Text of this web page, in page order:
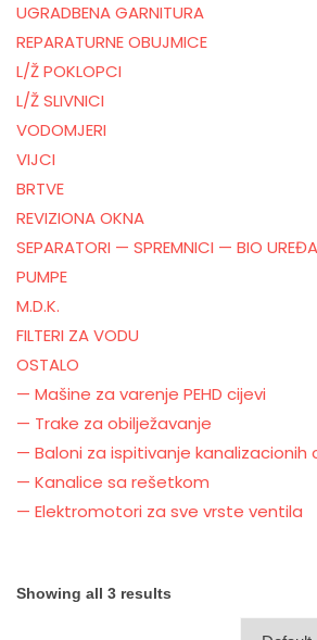
UGRADBENA GARNITURA
REPARATURNE OBUJMICE
L/Ž POKLOPCI
L/Ž SLIVNICI
VODOMJERI
VIJCI
BRTVE
REVIZIONA OKNA
SEPARATORI — SPREMNICI — BIO
PUMPE
M.D.K.
FILTERI ZA VODU
OSTALO
— Mašine za varenje PEHD cijevi
— Trake za obilježavanje
— Baloni za ispitivanje kanalizacionih
— Kanalice sa rešetkom
— Elektromotori za sve vrste ventila
Showing all 3 results